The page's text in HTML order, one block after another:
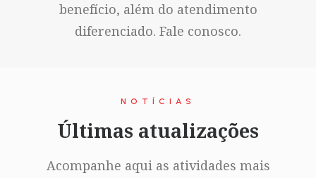
benefício, além do atendimento
diferenciado. Fale conosco.
NOTÍCIAS
Últimas atualizações
Acompanhe aqui as atividades mais